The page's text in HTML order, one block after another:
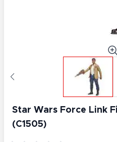
Star Wars Force Link
(C1505)